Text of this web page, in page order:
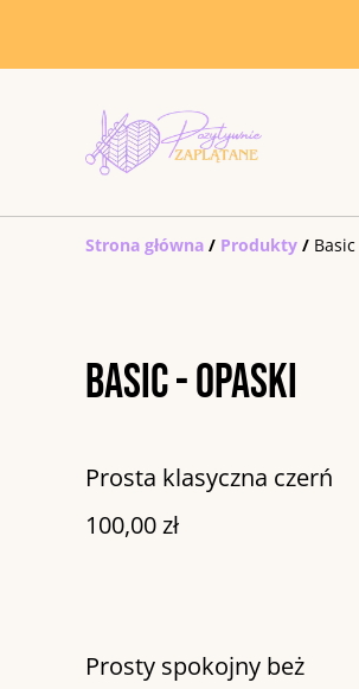
Strona główna / Produkty /
Basic - Opaski
Prosta klasyczna czerń
100,00 zł
Prosty spokojny beż